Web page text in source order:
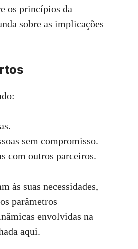
os princípios da
sobre as implicações
sem compromisso.
com outros parceiros.
às suas necessidades,
parâmetros
envolvidas na
aqui.